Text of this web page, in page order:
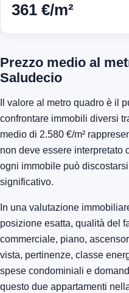
361 €/m²
Prezzo medio al
Saludecio
Il valore al metro quadro è il
confrontare immobili diversi
medio di 2.580 €/m²
non deve essere interpretato
ogni immobile può
significativo.
In una valutazione
posizione esatta, qualità del
commerciale, piano,
vista, pertinenze, classe
spese condominiali e
questo due appartamenti